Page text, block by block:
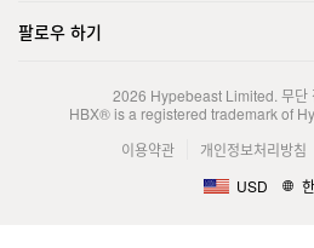
팔로우 하기
2026 Hypebeast Limited. 무단
HBX® is a registered trademark of
이용약관
개인정보처리방침
USD